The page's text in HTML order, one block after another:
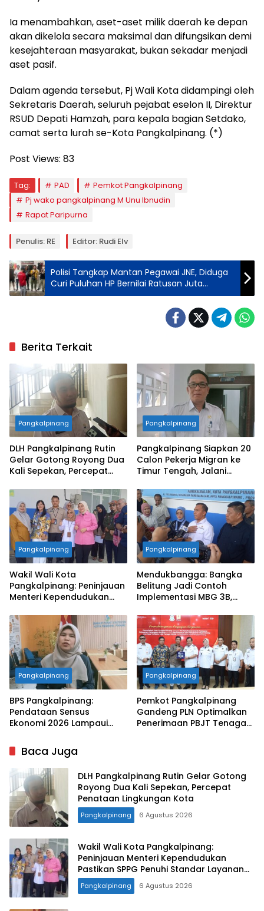
Ia menambahkan, aset-aset milik daerah ke depan
akan dikelola secara maksimal dan difungsikan demi
kesejahteraan masyarakat, bukan sekadar menjadi
aset pasif.
Dalam agenda tersebut, Pj Wali Kota didampingi oleh
Sekretaris Daerah, seluruh pejabat eselon II, Direktur
RSUD Depati Hamzah, para kepala bagian Setdako,
camat serta lurah se-Kota Pangkalpinang. (*)
Post Views: 83
Tag: PAD
Pemkot Pangkalpinang
Pj wako pangkalpinang M Unu Ibnudin
Rapat Paripurna
Penulis: RE Editor: Rudi Elv
Polisi Tangkap Mantan Pegawai JNE, Diduga
Curi Puluhan HP Bernilai Ratusan Juta
dengan Modus Retur Barang
Berita Terkait
Pangkalpinang
DLH Pangkalpinang Rutin
Gelar Gotong Royong Dua
Kali Sepekan, Percepat
Pangkalpinang
Pangkalpinang Siapkan 20
Calon Pekerja Migran ke
Timur Tengah, Jalani
Pangkalpinang
Wakil Wali Kota
Pangkalpinang: Peninjauan
Menteri Kependudukan
Standar Layanan MBG
Pangkalpinang
Mendukbangga: Bangka
Belitung Jadi Contoh
Implementasi MBG 3B,
Balita Terlayani
Pangkalpinang
BPS Pangkalpinang:
Pendataan Sensus
Ekonomi 2026 Lampaui
85 Persen
Pangkalpinang
Pemkot Pangkalpinang
Gandeng PLN Optimalkan
Penerimaan PBJT Tenaga
Baca Juga
DLH Pangkalpinang Rutin Gelar Gotong
Royong Dua Kali Sepekan, Percepat
Penataan Lingkungan Kota
Pangkalpinang 6 Agustus 2026
Wakil Wali Kota Pangkalpinang:
Peninjauan Menteri Kependudukan
Pastikan SPPG Penuhi Standar Layanan
MBG
Pangkalpinang 6 Agustus 2026